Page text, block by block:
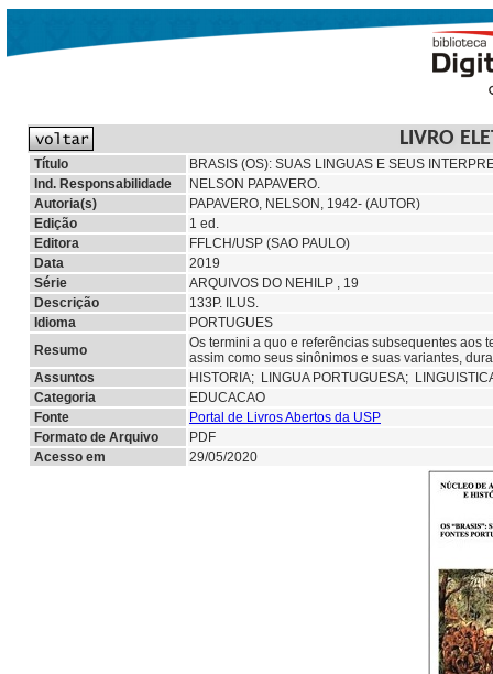
LIVRO
Título
BRASIS (OS): SUAS LINGUAS E SEUS
Ind. Responsabilidade
NELSON PAPAVERO.
Autoria(s)
PAPAVERO, NELSON, 1942- (AUTOR)
Edição
1 ed.
Editora
FFLCH/USP (SAO PAULO)
Data
2019
Série
ARQUIVOS DO NEHILP , 19
Descrição
133P. ILUS.
Idioma
PORTUGUES
Resumo
Os termini a quo e referências subsequentes aos
assim como seus sinônimos e suas variantes,
Assuntos
HISTORIA; LINGUA PORTUGUESA;
Categoria
EDUCACAO
Fonte
Portal de Livros Abertos da USP
Formato de Arquivo
PDF
Acesso em
29/05/2020